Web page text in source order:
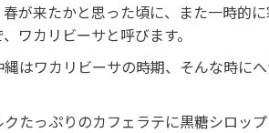
が来たかと思った頃に、また一時的
ワカリビーサと呼びます。
はワカリビーサの時期、そんな時に
たっぷりのカフェラテに黒糖シロッ